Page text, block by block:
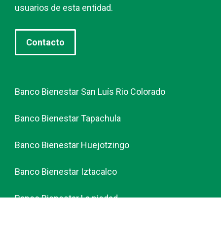
usuarios de esta entidad.
Contacto
Banco Bienestar San Luís Rio Colorado
Banco Bienestar Tapachula
Banco Bienestar Huejotzingo
Banco Bienestar Iztacalco
Banco Bienestar La piedad